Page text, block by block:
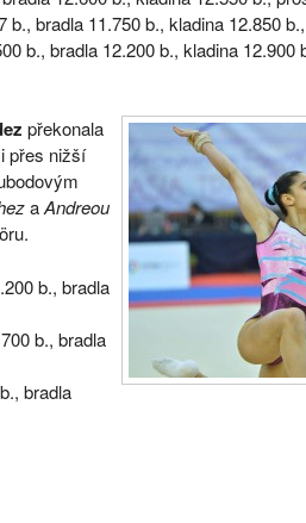
b., bradla 11.750 b., kladina 12.850
b., bradla 12.200 b., kladina 12.900
překonala
přes nižší
aAndreou
.
b., bradla
b., bradla
bradla